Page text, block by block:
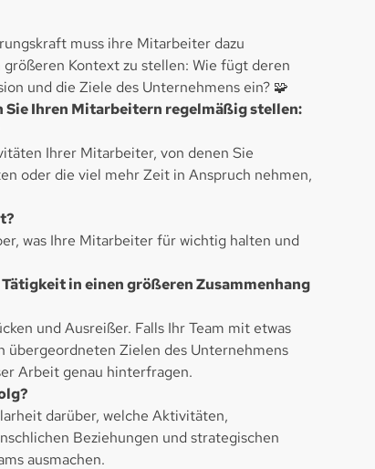
muss ihre Mitarbeiter dazu
Kontext zu stellen: Wie fügt deren
und die Ziele des Unternehmens ein? 🧩
Sie Ihren Mitarbeitern regelmäßig stellen:
Ihrer Mitarbeiter, von denen Sie
oder die viel mehr Zeit in Anspruch nehmen,
was Ihre Mitarbeiter für wichtig halten und
in einen größeren Zusammenhang
und Ausreißer. Falls Ihr Team mit etwas
übergeordneten Zielen des Unternehmens
Arbeit genau hinterfragen.
darüber, welche Aktivitäten,
Beziehungen und strategischen
ausmachen.